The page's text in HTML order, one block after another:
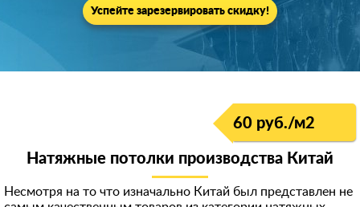
Успейте зарезервировать скидку!
60 руб./м2
Натяжные потолки производства Китай
Несмотря на то что изначально Китай был представлен не